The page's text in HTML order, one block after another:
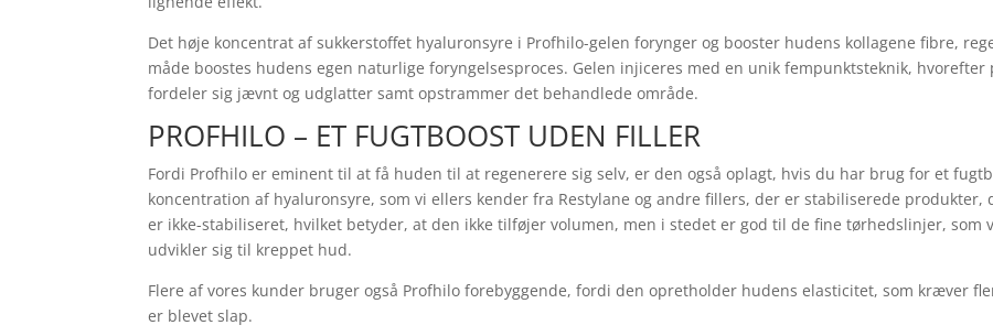
Det høje koncentrat af sukkerstoffet hyaluronsyre i Profhilo-gelen forynger og booster hudens kollagene fibre,
måde boostes hudens egen naturlige foryngelsesproces. Gelen injiceres med en unik fempunktsteknik,
fordeler sig jævnt og udglatter samt opstrammer det behandlede område.
PROFHILO – ET FUGTBOOST UDEN FILLER
Fordi Profhilo er eminent til at få huden til at regenerere sig selv, er den også oplagt, hvis du har brug for et
koncentration af hyaluronsyre, som vi ellers kender fra Restylane og andre fillers, der er stabiliserede
er ikke-stabiliseret, hvilket betyder, at den ikke tilføjer volumen, men i stedet er god til de fine tørhedslinjer, som
udvikler sig til kreppet hud.
Flere af vores kunder bruger også Profhilo forebyggende, fordi den opretholder hudens elasticitet, som kræver
er blevet slap.